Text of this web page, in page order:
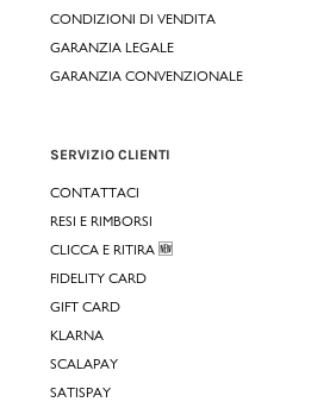
CONDIZIONI DI VENDITA
GARANZIA LEGALE
GARANZIA CONVENZIONALE
SERVIZIO CLIENTI
CONTATTACI
RESI E RIMBORSI
CLICCA E RITIRA 🆕
FIDELITY CARD
GIFT CARD
KLARNA
SCALAPAY
SATISPAY